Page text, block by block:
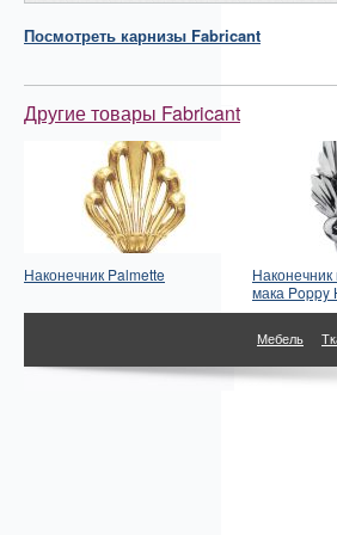
Посмотреть карнизы Fabricant
Другие товары Fabricant
Наконечник Palmette
Наконечник
мака Poppy
Мебель